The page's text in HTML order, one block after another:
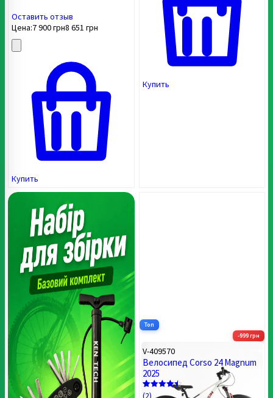
Оставить отзыв
Цена:7 900грн8 651 грн
Купить
Купить
Топ
-999 грн
V-409570
Велосипед Corso 24 Magnum
2025
Рейтинг
2
(2)